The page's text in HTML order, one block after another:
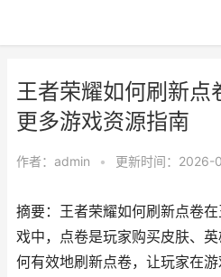
王者荣耀如何刷新点
更多游戏资源指南
作者： admin • 更新时间：2026-
摘要：王者荣耀如何刷新点卷
戏中，点卷是玩家购买皮肤、
何有效地刷新点卷，让玩家在